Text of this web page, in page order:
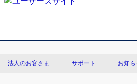
法人のお客さま サポート お知